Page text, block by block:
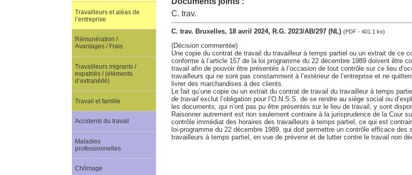
C. trav.
C. trav. Bruxelles, 18 avril 2024, R.G. 2023/AB/297 (NL) (PDF - 401.1 ko)
(Décision commentée)
Une copie du contrat de travail du travailleur à temps partiel ou un extrait de ce
conforme à l’article 157 de la loi programme du 22 décembre 1989 doivent être
travail afin de pouvoir être présentés à l’occasion de tout contrôle sur ce lieu
travailleurs qui ne sont pas constamment à l’extérieur de l’entreprise et ne
livrer des marchandises à des clients.
Le fait qu’une copie ou un extrait du contrat de travail du travailleur à temps
de travailexclut l’obligation pour l’O.N.S.S. de se rendre au siège social ou
les documents, qui n’ont pas pu être présentés sur le lieu de travail, y sont
Raisonner autrement est non seulement contraire à la jurisprudence de la Cour
contrôle immédiat des horaires des travailleurs à temps partiel, ce qui est
loi-programme du 22 décembre 1989, qui doit permettre un contrôle efficace
travailleurs à temps partiel, en vue de prévenir et de lutter contre le travail non
Travailleurs et aléas de
l’entreprise
Rémunération /
Avantages / Frais
Travailleurs migrants /
expatriés / (éléments
d’extranéité)
Travail et famille
Accidents du travail
Maladies
professionnelles
Chômage